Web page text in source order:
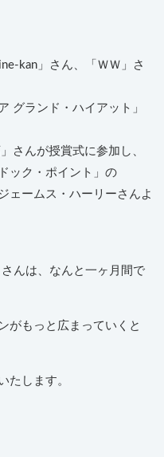
kan」さん、「ＷＷ」さ
グランド・ハイアット」
さんが授賞式に参加し、
ック・ポイント」の
ェームス・ハーリーさんよ
んは、なんと一ヶ月間で
がもっと広まっていくと
たします。